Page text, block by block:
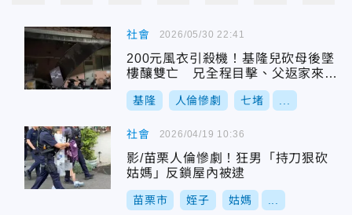
社會
200元風衣引殺機！基隆兒砍母後墜
樓釀雙亡 兄全程目擊、父返家來不
及阻止
基隆 人倫慘劇 七堵
2026/05/30 22:41
社會
影/苗栗人倫慘劇！狂男「持刀狠砍
姑媽」反鎖屋內被逮
苗栗市 姪子 姑媽
2026/04/19 10:36